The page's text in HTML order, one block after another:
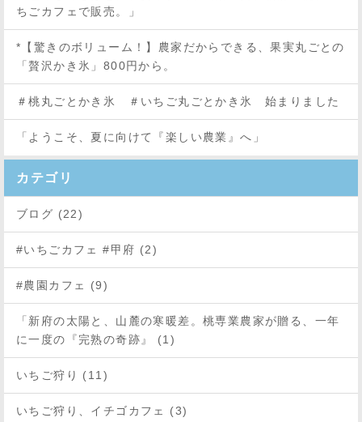
ちごカフェで販売。」
*【驚きのボリューム！】農家だからできる、果実丸ごとの
「贅沢かき氷」800円から。
＃桃丸ごとかき氷 ＃いちご丸ごとかき氷 始まりました
「ようこそ、夏に向けて『楽しい農業』へ」
カテゴリ
ブログ (22)
#いちごカフェ #甲府 (2)
#農園カフェ (9)
「新府の太陽と、山麓の寒暖差。桃専業農家が贈る、一年
に一度の『完熟の奇跡』 (1)
いちご狩り (11)
いちご狩り、イチゴカフェ (3)